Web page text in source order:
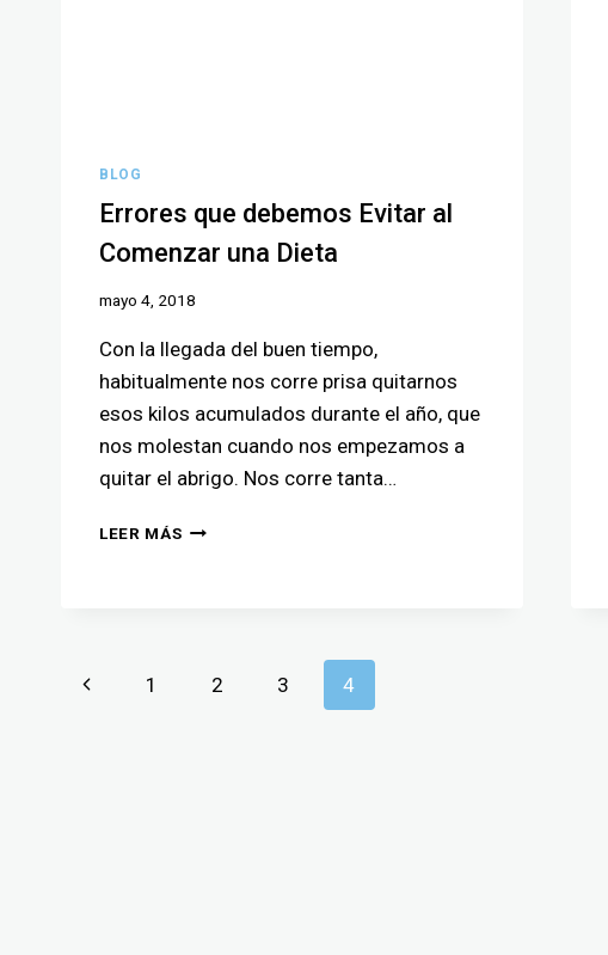
BLOG
Errores que debemos Evitar al
Comenzar una Dieta
mayo 4, 2018
Con la llegada del buen tiempo,
habitualmente nos corre prisa quitarnos
esos kilos acumulados durante el año, que
nos molestan cuando nos empezamos a
quitar el abrigo. Nos corre tanta…
LEER MÁS
1 2 3 4